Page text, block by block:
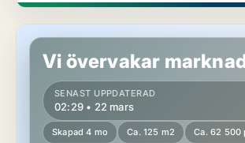
Butikslokal på Östermalm
Vi övervakar
SENAST UPPDATERAD
02:29 • 22 mars
Skapad 4 mo Ca. 125 m2 Ca. 62 500